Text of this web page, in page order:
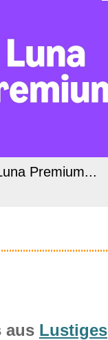
Premium...
aus Lustiges